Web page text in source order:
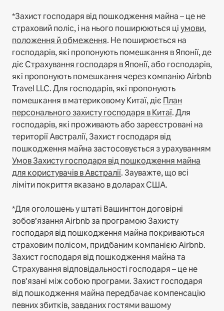
*Захист господаря від пошкодження майна – це не
страховий поліс, і на нього поширюються ціумови,
положення й обмеження. Не поширюється на
господарів, які пропонують помешкання в Японії, де
дієСтрахування господаря в Японії, або господарів,
які пропонують помешкання через компанію Airbnb
Travel LLC.Для господарів, які пропонують
помешкання в материковому Китаї, діє План
персонального захисту господаря в Китаї.Для
господарів, які проживають або зареєстровані на
території Австралії, Захист господаря від
пошкодження майна застосовується з урахуванням
Умов Захисту господаря від пошкодження майна
для користувачів в Австралії. Зауважте, що всі
ліміти покриття вказано в доларах США.
*Для оголошень у штаті Вашингтон договірні
зобов’язання Airbnb за програмою Захисту
господаря від пошкодження майна покриваються
страховим полісом, придбаним компанією Airbnb.
Захист господаря від пошкодження майна та
Страхування відповідальності господаря – це не
пов’язані між собою програми. Захист господаря
від пошкодження майна передбачає компенсацію
певних збитків, завданих гостями вашому